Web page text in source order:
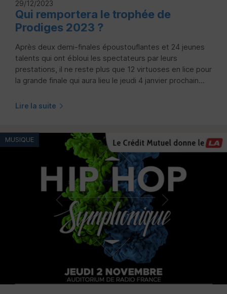
29/12/2023
Qui remportera le trophée de
Prodiges 2023 ?
Après deux demi-finales époustouflantes et 24 jeunes
talents qui ont ébloui les spectateurs par leurs
prestations, il ne reste plus que 12 virtuoses en lice pour
la grande finale qui aura lieu le jeudi 4 janvier prochain...
Lire la suite
MUSIQUE